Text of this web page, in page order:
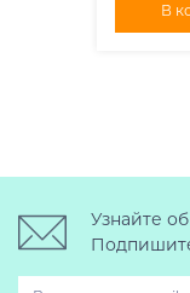
В
Узнайте